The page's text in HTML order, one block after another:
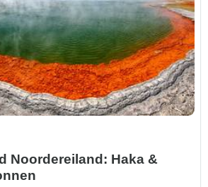
Noordereiland: Haka &